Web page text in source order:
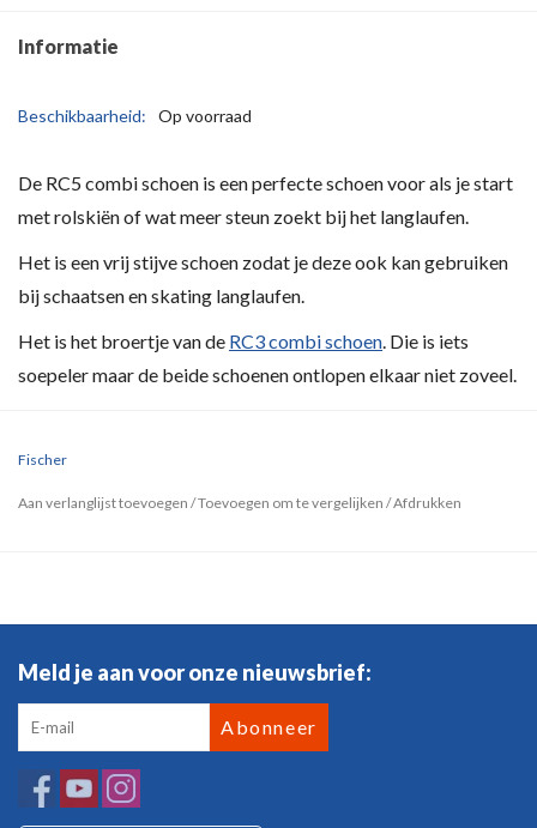
Informatie
Beschikbaarheid: Op voorraad
De RC5 combi schoen is een perfecte schoen voor als je start
met rolskiën of wat meer steun zoekt bij het langlaufen.
Het is een vrij stijve schoen zodat je deze ook kan gebruiken
bij schaatsen en skating langlaufen.
Het is het broertje van de RC3 combi schoen. Die is iets
soepeler maar de beide schoenen ontlopen elkaar niet zoveel.
Fischer
Aan verlanglijst toevoegen /Toevoegen om te vergelijken /Afdrukken
Meld je aan voor onze nieuwsbrief:
Abonneer